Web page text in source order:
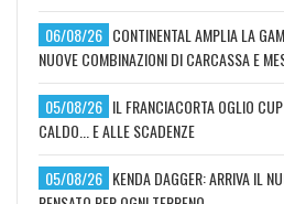
06/08/26 CONTINENTAL AMPLIA LA
NUOVE COMBINAZIONI DI CARCASSA E
05/08/26 IL FRANCIACORTA OGLIO
CALDO... E ALLE SCADENZE
05/08/26 KENDA DAGGER: ARRIVA IL